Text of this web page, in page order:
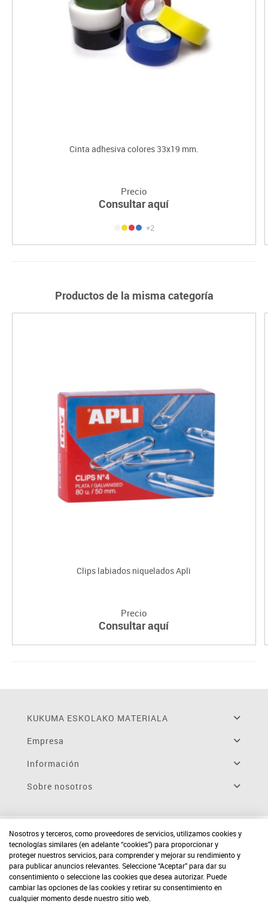
Cinta adhesiva colores 33x19 mm.
Precio
Consultar aquí
+2
Productos de la misma categoría
Clips labiados niquelados Apli
Precio
Consultar aquí
KUKUMA ESKOLAKO MATERIALA
Empresa
Información
Sobre nosotros
Nosotros y terceros, como proveedores de servicios, utilizamos cookies y
tecnologías similares (en adelante “cookies”) para proporcionar y
proteger nuestros servicios, para comprender y mejorar su rendimiento y
para publicar anuncios relevantes. Seleccione “Aceptar” para dar su
consentimiento o seleccione las cookies que desea autorizar. Puede
cambiar las opciones de las cookies y retirar su consentimiento en
cualquier momento desde nuestro sitio web.